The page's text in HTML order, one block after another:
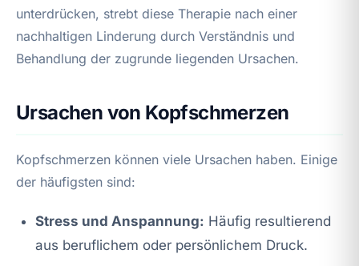
unterdrücken, strebt diese Therapie nach einer
nachhaltigen Linderung durch Verständnis und
Behandlung der zugrunde liegenden Ursachen.
Ursachen von Kopfschmerzen
Kopfschmerzen können viele Ursachen haben. Einige
der häufigsten sind:
Stress und Anspannung: Häufig resultierend
aus beruflichem oder persönlichem Druck.